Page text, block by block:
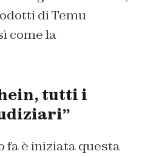
di Temu
come la
tutti i
fa è iniziata questa